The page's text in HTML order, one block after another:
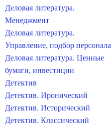
Деловая литература.
Менеджмент
Деловая литература.
Управление, подбор персонала
Деловая литература. Ценные
бумаги, инвестиции
Детектив
Детектив. Иронический
Детектив. Исторический
Детектив. Классический